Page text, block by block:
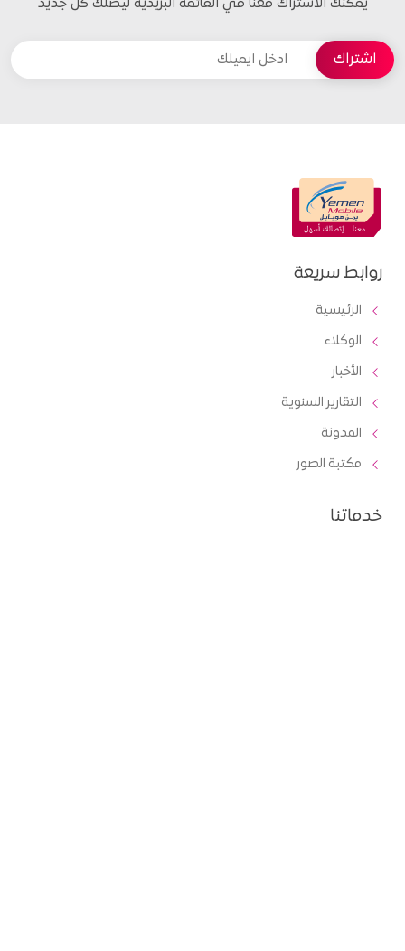
يمكنك الاشتراك معنا في القائمة البريدية ليصلك كل جديد
روابط سريعة
الرئيسية
الوكلاء
الأخبار
التقارير السنوية
المدونة
مكتبة الصور
خدماتنا